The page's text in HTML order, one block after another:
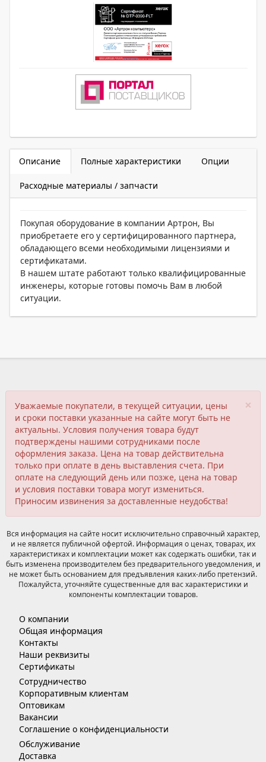
Описание Полные характеристики Опции
Расходные материалы / запчасти
Покупая оборудование в компании Артрон, Вы
приобретаете его у сертифицированного партнера,
обладающего всеми необходимыми лицензиями и
сертификатами.
В нашем штате работают только квалифицированные
инженеры, которые готовы помочь Вам в любой
ситуации.
×
Уважаемые покупатели, в текущей ситуации, цены
и сроки поставки указанные на сайте могут быть не
актуальны. Условия получения товара будут
подтверждены нашими сотрудниками после
оформления заказа. Цена на товар действительна
только при оплате в день выставления счета. При
оплате на следующий день или позже, цена на товар
и условия поставки товара могут измениться.
Приносим извинения за доставленные неудобства!
Вся информация на сайте носит исключительно справочный характер,
и не является публичной офертой. Информация о ценах, товарах, их
характеристиках и комплектации может как содержать ошибки, так и
быть изменена производителем без предварительного уведомления, и
не может быть основанием для предъявления каких-либо претензий.
Пожалуйста, уточняйте существенные для вас характеристики и
компоненты комплектации товаров.
О компании
Общая информация
Контакты
Наши реквизиты
Сертификаты
Сотрудничество
Корпоративным клиентам
Оптовикам
Вакансии
Соглашение о конфиденциальности
Обслуживание
Доставка